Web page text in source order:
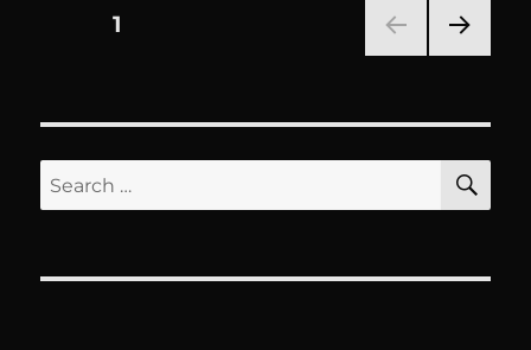
WAGNER
Extase
Seitennummerierung
Beiträge
PAGE1
Search
for: